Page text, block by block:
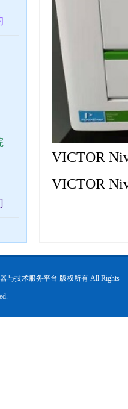
VICTOR
VICTOR
与技术服务平台 版权所有 All Rights